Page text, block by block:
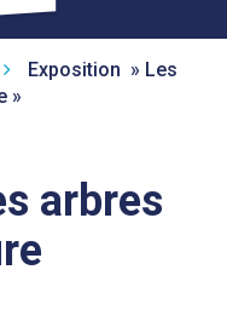
Exposition » Les
»
arbres